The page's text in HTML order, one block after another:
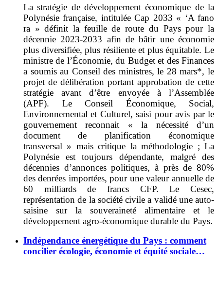
La stratégie de développement économique de la
Polynésie française, intitulée Cap 2033 « ‘A fano
rā » définit la feuille de route du Pays pour la
décennie 2023-2033 afin de bâtir une économie
plus diversifiée, plus résiliente et plus équitable. Le
ministre de l’Économie, du Budget et des Finances
a soumis au Conseil des ministres, le 28 mars*, le
projet de délibération portant approbation de cette
stratégie avant d’être envoyée à l’Assemblée
(APF). Le Conseil Économique, Social,
Environnemental et Culturel, saisi pour avis par le
gouvernement reconnait « la nécessité d’un
document de planification économique
transversal » mais critique la méthodologie ; La
Polynésie est toujours dépendante, malgré des
décennies d’annonces politiques, à près de 80%
des denrées importées, pour une valeur annuelle de
60 milliards de francs CFP. Le Cesec,
représentation de la société civile a validé une auto-
saisine sur la souveraineté alimentaire et le
développement agro-économique durable du Pays.
Indépendance énergétique du Pays : comment
concilier écologie, économie et équité sociale…